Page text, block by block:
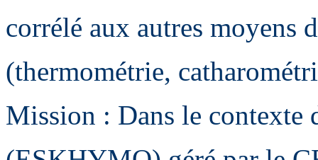
corrélé aux autres moyens
(thermométrie,
Mission : Dans le contexte